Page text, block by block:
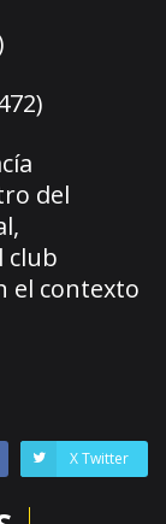
del
club
el contexto
X Twitter